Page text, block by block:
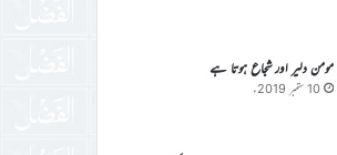
مومن دلیر اور شجاع ہوتا ہے
10 ستمبر 2019ء